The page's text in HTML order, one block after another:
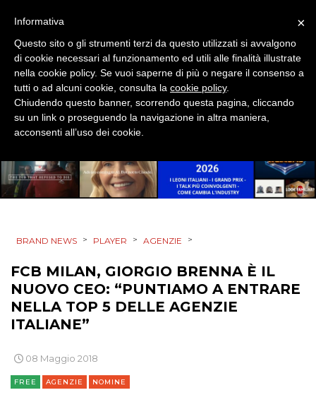
DATI
RICERCHE
PREVISIONI/SCENARI
NORMATIVE
TREND
CASE HISTORY
BRAND NEWS > PLAYER > AGENZIE >
FCB MILAN, GIORGIO BRENNA È IL
NUOVO CEO: “PUNTIAMO A ENTRARE
NELLA TOP 5 DELLE AGENZIE
ITALIANE”
08 Maggio 2018
FREE AGENZIE NOMINE
×
Informativa
Questo sito o gli strumenti terzi da questo utilizzati si avvalgono
di cookie necessari al funzionamento ed utili alle finalità illustrate
nella cookie policy. Se vuoi saperne di più o negare il consenso a
tutti o ad alcuni cookie, consulta la cookie policy.
Chiudendo questo banner, scorrendo questa pagina, cliccando
su un link o proseguendo la navigazione in altra maniera,
acconsenti all’uso dei cookie.